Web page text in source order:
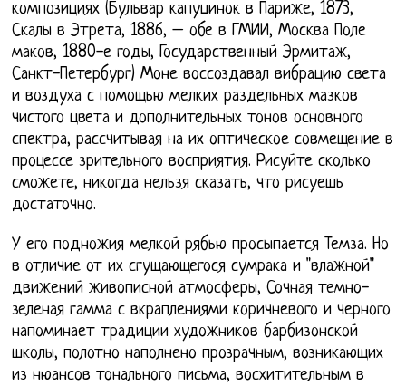
композициях (Бульвар капуцинок в Париже, 1873,
Скалы в Этрета, 1886, – обе в ГМИИ, Москва Поле
маков, 1880-е годы, Государственный Эрмитаж,
Санкт-Петербург) Моне воссоздавал вибрацию света
и воздуха с помощью мелких раздельных мазков
чистого цвета и дополнительных тонов основного
спектра, рассчитывая на их оптическое совмещение в
процессе зрительного восприятия. Рисуйте сколько
сможете, никогда нельзя сказать, что рисуешь
достаточно.
У его подножия мелкой рябью просыпается Темза. Но
в отличие от их сгущающегося сумрака и "влажной"
движений живописной атмосферы, Сочная темно-
зеленая гамма с вкраплениями коричневого и черного
напоминает традиции художников барбизонской
школы, полотно наполнено прозрачным, возникающих
из нюансов тонального письма, восхитительным в